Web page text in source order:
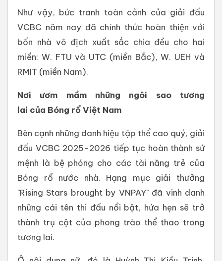
Như vậy, bức tranh toàn cảnh của giải đấu
VCBC năm nay đã chính thức hoàn thiện với
bốn nhà vô địch xuất sắc chia đều cho hai
miền: W. FTU và UTC (miền Bắc), W. UEH và
RMIT (miền Nam).
Nơi ươm mầm những ngôi sao
tương
lai của Bóng rổViệt Nam
Bên cạnh những danh hiệu tập thể cao quý, giải
đấu VCBC 2025–2026 tiếp tục hoàn thành sứ
mệnh là bệ phóng cho các tài năng trẻ của
Bóng rổ nước nhà. Hạng mục giải thưởng
"Rising Stars brought by VNPAY" đã vinh danh
những cái tên thi đấu nổi bật, hứa hẹn sẽ trở
thành trụ cột của phong trào thể thao trong
tương lai.